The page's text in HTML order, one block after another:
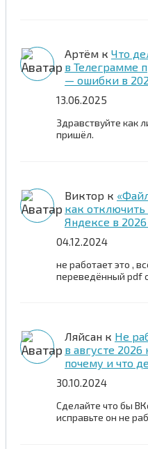
Артём к Что
в Телеграмме
— ошибки в
13.06.2025
Здравствуйте как
пришёл.
Виктор к
как
Яндексе в
04.12.2024
не работает это ,
переведённый pdf
Ляйсан к Не
в августе
почему и что
30.10.2024
Сделайте что бы
исправьте он не